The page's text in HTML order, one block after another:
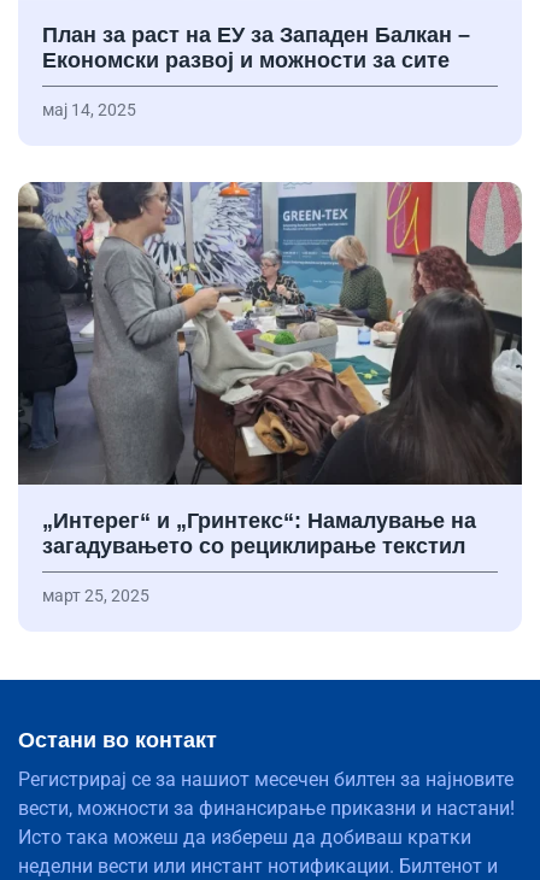
План за раст на ЕУ за Западен Балкан –
Економски развој и можности за сите
мај 14, 2025
„Интерег“ и „Гринтекс“: Намалување на
загадувањето со рециклирање текстил
март 25, 2025
Остани во контакт
Регистрирај се за нашиот месечен билтен за најновите
вести, можности за финансирање приказни и настани!
Исто така можеш да избереш да добиваш кратки
неделни вести или инстант нотификации. Билтенот и